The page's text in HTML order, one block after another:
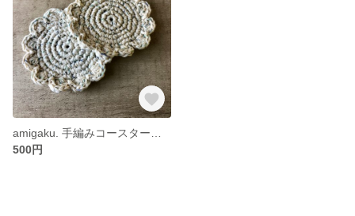
500円